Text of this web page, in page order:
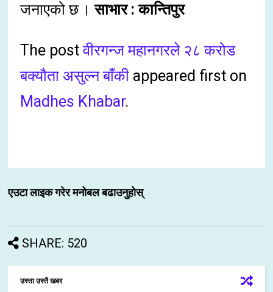
जनाएको छ ।साभार : कान्तिपुर
The postवीरगन्ज महानगरले २८ करोड
बक्यौता असुल्न बाँकी appeared first on
Madhes Khabar.
एउटा लाइक गरेर मनोबल बढाउनुहोस्
SHARE: 520
उस्ता उस्तै खबर